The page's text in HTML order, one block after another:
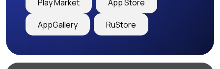
Play Market App Store
AppGallery RuStore